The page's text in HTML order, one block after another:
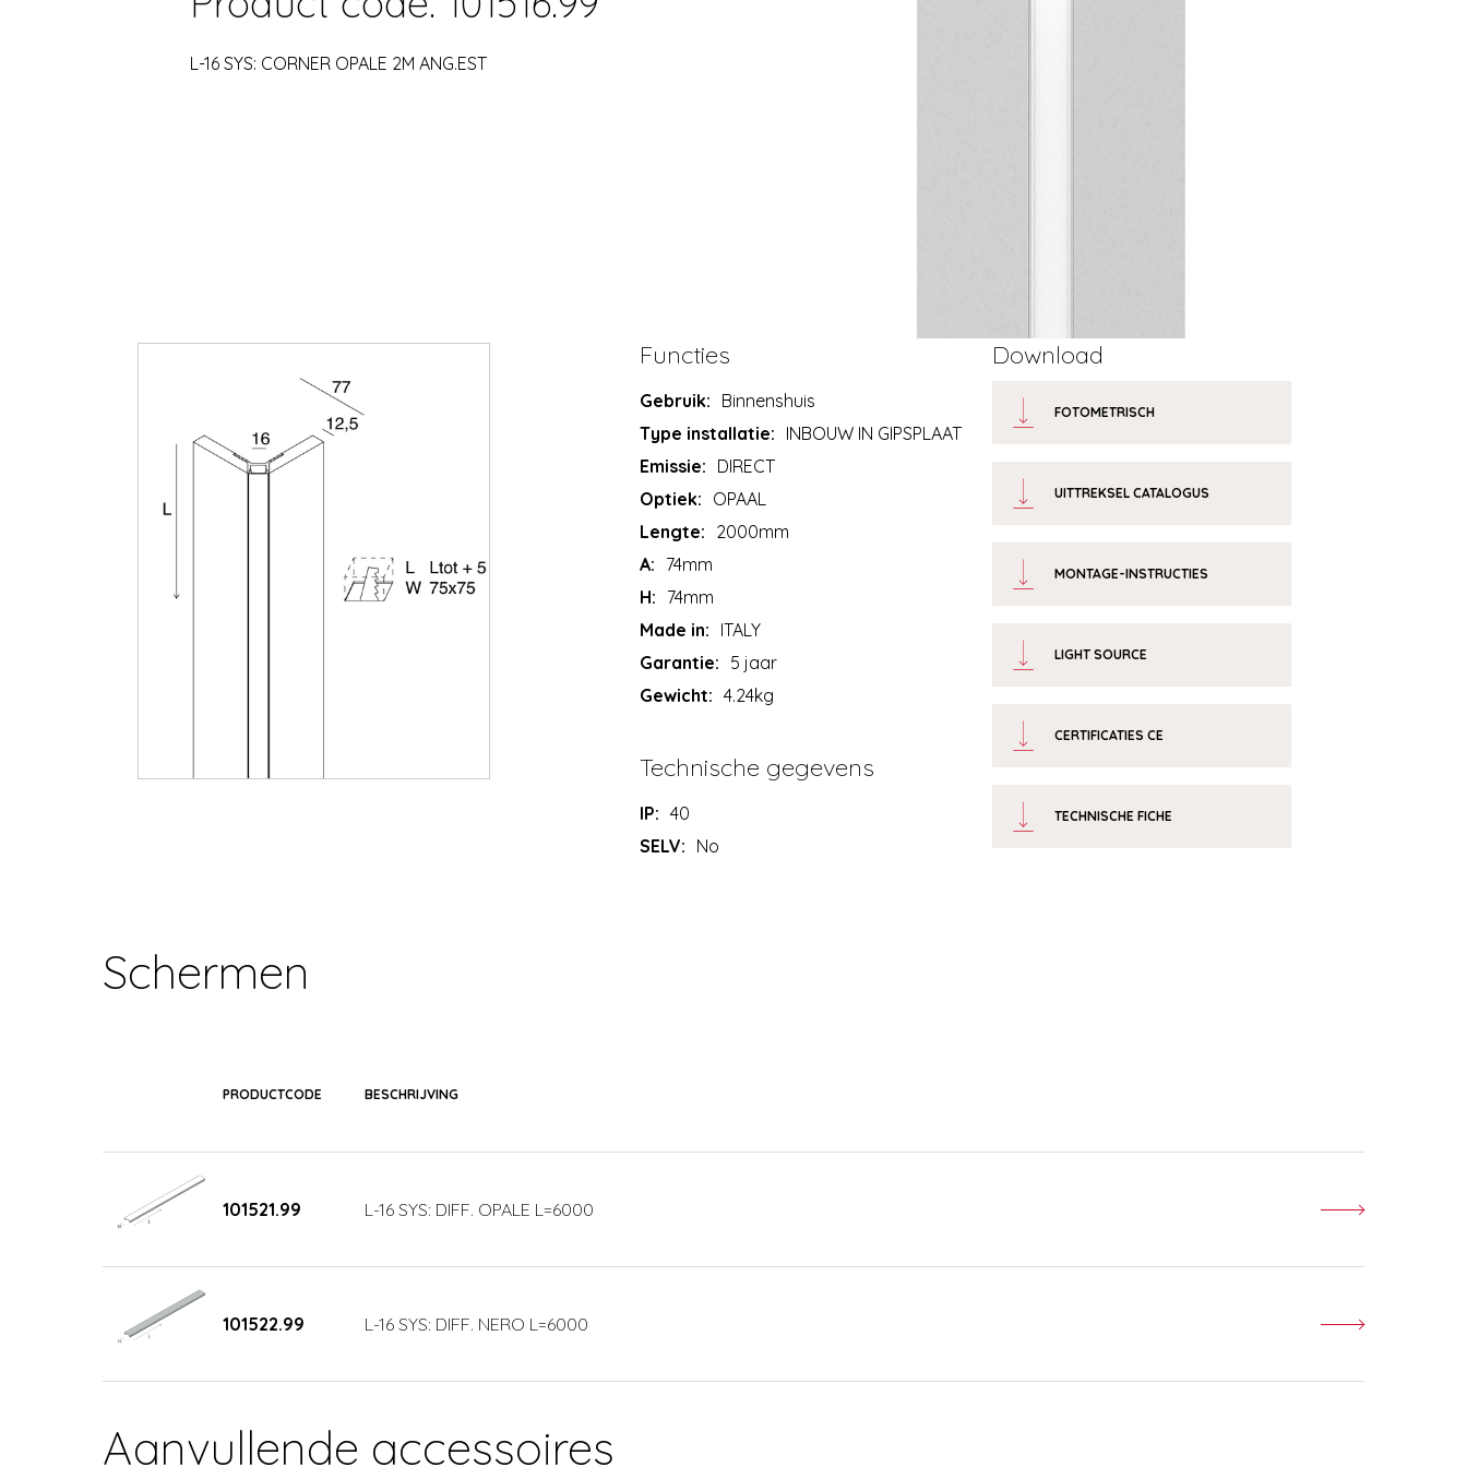
L-16 SYS: CORNER OPALE 2M ANG.EST
Functies
Gebruik: Binnenshuis
Type installatie: INBOUW IN GIPSPLAAT
Emissie: DIRECT
Optiek: OPAAL
Lengte: 2000mm
A: 74mm
H: 74mm
Made in: ITALY
Garantie: 5 jaar
Gewicht: 4.24kg
Technische gegevens
IP: 40
SELV: No
Download
FOTOMETRISCH
UITTREKSEL CATALOGUS
MONTAGE-INSTRUCTIES
LIGHT SOURCE
CERTIFICATIES CE
TECHNISCHE FICHE
Schermen
PRODUCTCODE BESCHRIJVING
101521.99 L-16 SYS: DIFF. OPALE L=6000
101522.99 L-16 SYS: DIFF. NERO L=6000
Aanvullende accessoires